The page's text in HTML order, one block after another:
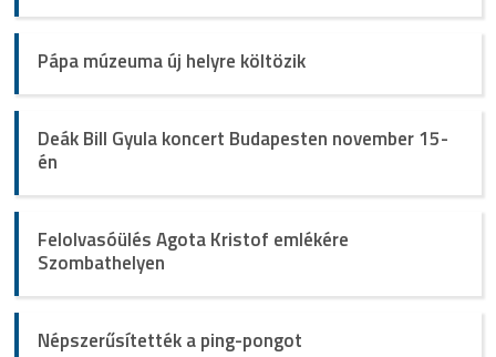
Pápa múzeuma új helyre költözik
Deák Bill Gyula koncert Budapesten november 15-
én
Felolvasóülés Agota Kristof emlékére
Szombathelyen
Népszerűsítették a ping-pongot